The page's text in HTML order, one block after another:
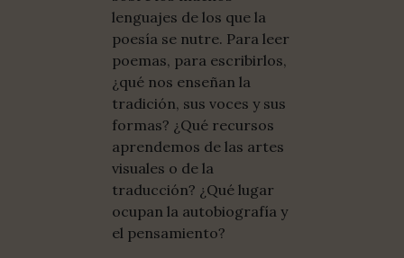
lenguajes de los que la
poesía se nutre. Para leer
poemas, para escribirlos,
¿qué nos enseñan la
tradición, sus voces y sus
formas? ¿Qué recursos
aprendemos de las artes
visuales o de la
traducción? ¿Qué lugar
ocupan la autobiografía y
el pensamiento?